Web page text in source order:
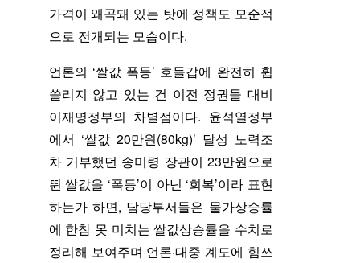
가격이 왜곡돼 있는 탓에 정책도 모순적
으로 전개되는 모습이다.
언론의 ‘쌀값 폭등’ 호들갑에 완전히 휩
쓸리지 않고 있는 건 이전 정권들 대비
이재명정부의 차별점이다. 윤석열정부
에서 ‘쌀값 20만원(80kg)’ 달성 노력조
차 거부했던 송미령 장관이 23만원으로
뛴 쌀값을 ‘폭등’이 아닌 ‘회복’이라 표현
하는가 하면, 담당부서들은 물가상승률
에 한참 못 미치는 쌀값상승률을 수치로
정리해 보여주며 언론·대중 계도에 힘쓰